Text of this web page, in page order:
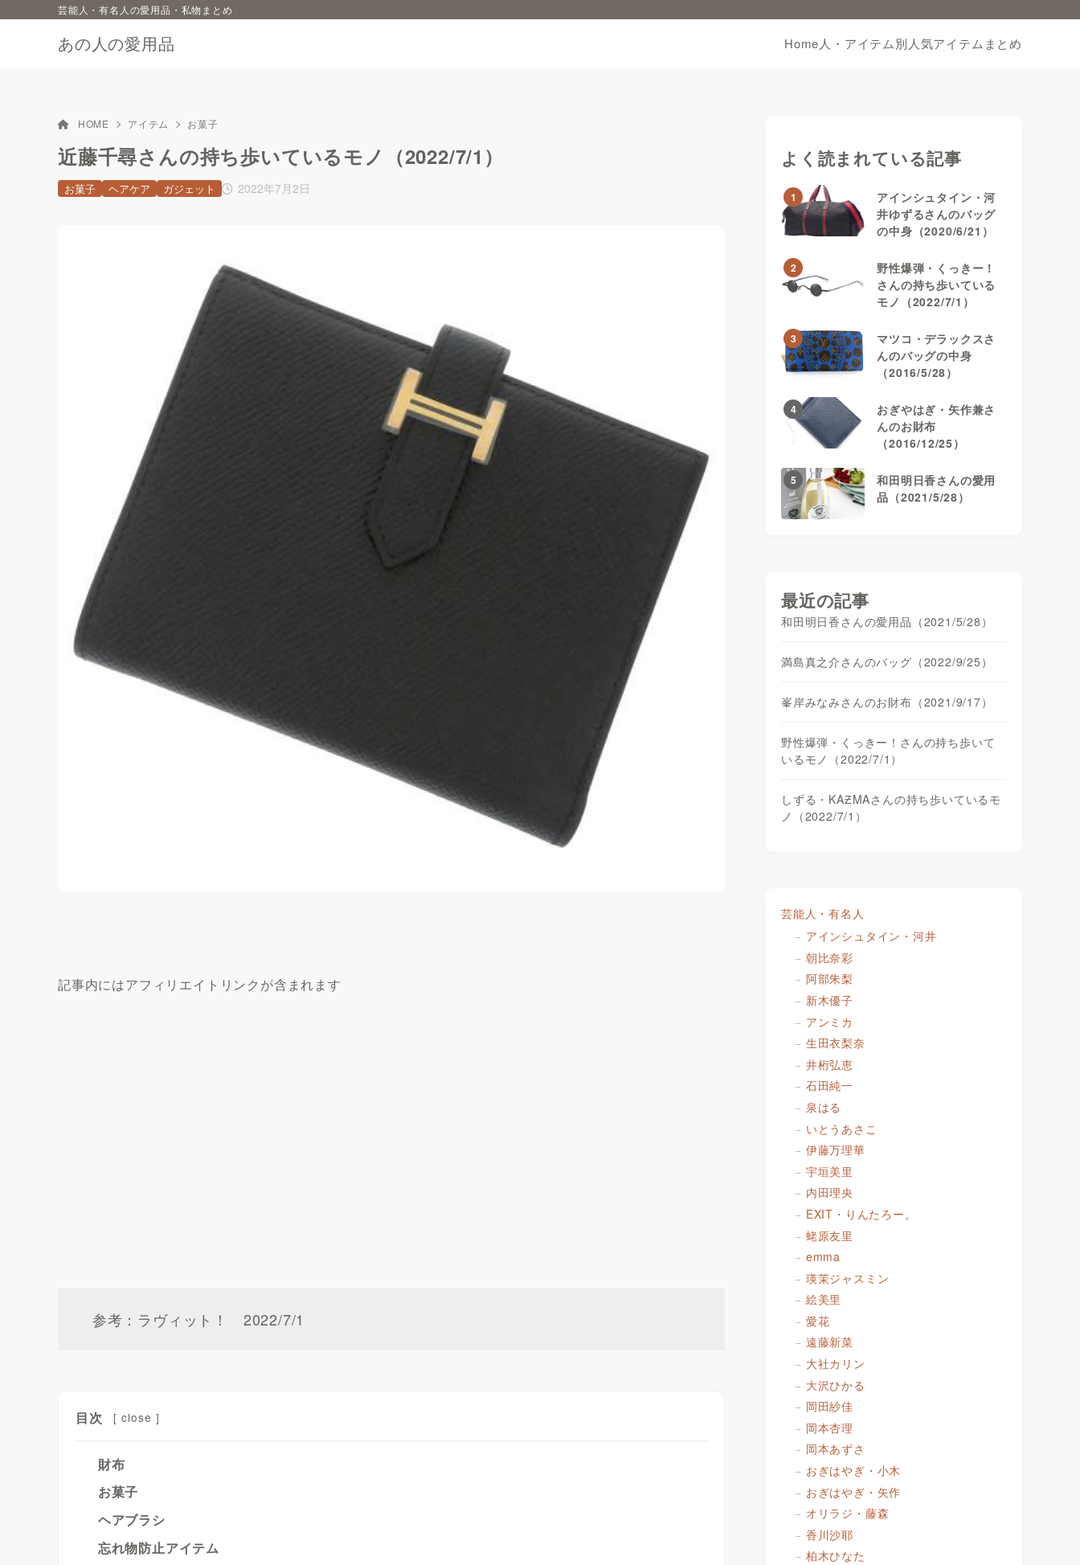
あの人の愛用品
芸能人・有名人の愛用品・私物まとめ
Home人・アイテム別 人気アイテムまとめ
HOME アイテム お菓子
近藤千尋さんの持ち歩いているモノ（2022/7/1）
2022年7月2日
お菓子 ヘアケア ガジェット
記事内にはアフィリエイトリンクが含まれます
参考：ラヴィット！ 2022/7/1
目次 [ close ]
財布
お菓子
ヘアブラシ
忘れ物防止アイテム
よく読まれている記事
1
アインシュタイン・河
井ゆずるさんのバッグ
の中身（2020/6/21）
2
野性爆弾・くっきー！
さんの持ち歩いている
モノ（2022/7/1）
3
マツコ・デラックスさ
んのバッグの中身
（2016/5/28）
4
おぎやはぎ・矢作兼さ
んのお財布
（2016/12/25）
5
和田明日香さんの愛用
品（2021/5/28）
最近の記事
和田明日香さんの愛用品（2021/5/28）
満島真之介さんのバッグ（2022/9/25）
峯岸みなみさんのお財布（2021/9/17）
野性爆弾・くっきー！さんの持ち歩いて
いるモノ（2022/7/1）
しずる・KAƵMAさんの持ち歩いているモ
ノ（2022/7/1）
芸能人・有名人
アインシュタイン・河井
朝比奈彩
阿部朱梨
新木優子
アンミカ
生田衣梨奈
井桁弘恵
石田純一
泉はる
いとうあさこ
伊藤万理華
宇垣美里
内田理央
EXIT・りんたろー。
蛯原友里
emma
瑛茉ジャスミン
絵美里
愛花
遠藤新菜
大社カリン
大沢ひかる
岡田紗佳
岡本杏理
岡本あずさ
おぎはやぎ・小木
おぎはやぎ・矢作
オリラジ・藤森
香川沙耶
柏木ひなた